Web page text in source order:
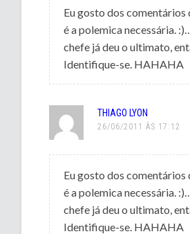
Eu gosto dos comentários
é a polemica necessária.
chefe já deu o ultimato,
Identifique-se. HAHAHA
THIAGO LYON
26/06/2011 ÀS 17:12
Eu gosto dos comentários
é a polemica necessária.
chefe já deu o ultimato,
Identifique-se. HAHAHA